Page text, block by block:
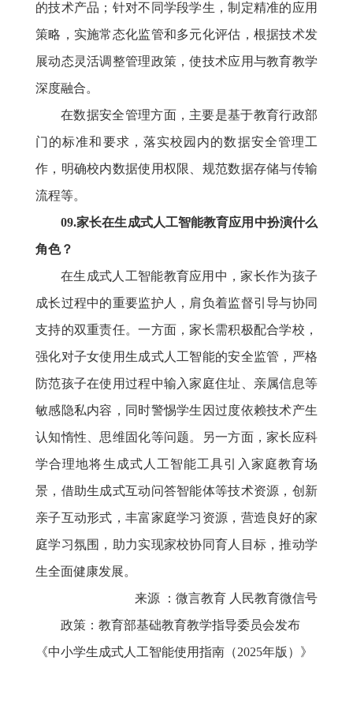
的技术产品；针对不同学段学生，制定精准的应用
策略，实施常态化监管和多元化评估，根据技术发
展动态灵活调整管理政策，使技术应用与教育教学
深度融合。
在数据安全管理方面，主要是基于教育行政部
门的标准和要求，落实校园内的数据安全管理工
作，明确校内数据使用权限、规范数据存储与传输
流程等。
09.家长在生成式人工智能教育应用中扮演什么
角色？
在生成式人工智能教育应用中，家长作为孩子
成长过程中的重要监护人，肩负着监督引导与协同
支持的双重责任。一方面，家长需积极配合学校，
强化对子女使用生成式人工智能的安全监管，严格
防范孩子在使用过程中输入家庭住址、亲属信息等
敏感隐私内容，同时警惕学生因过度依赖技术产生
认知惰性、思维固化等问题。另一方面，家长应科
学合理地将生成式人工智能工具引入家庭教育场
景，借助生成式互动问答智能体等技术资源，创新
亲子互动形式，丰富家庭学习资源，营造良好的家
庭学习氛围，助力实现家校协同育人目标，推动学
生全面健康发展。
来源 ：微言教育 人民教育微信号
政策： 教育部基础教育教学指导委员会发布
《中小学生成式人工智能使用指南（2025年版）》